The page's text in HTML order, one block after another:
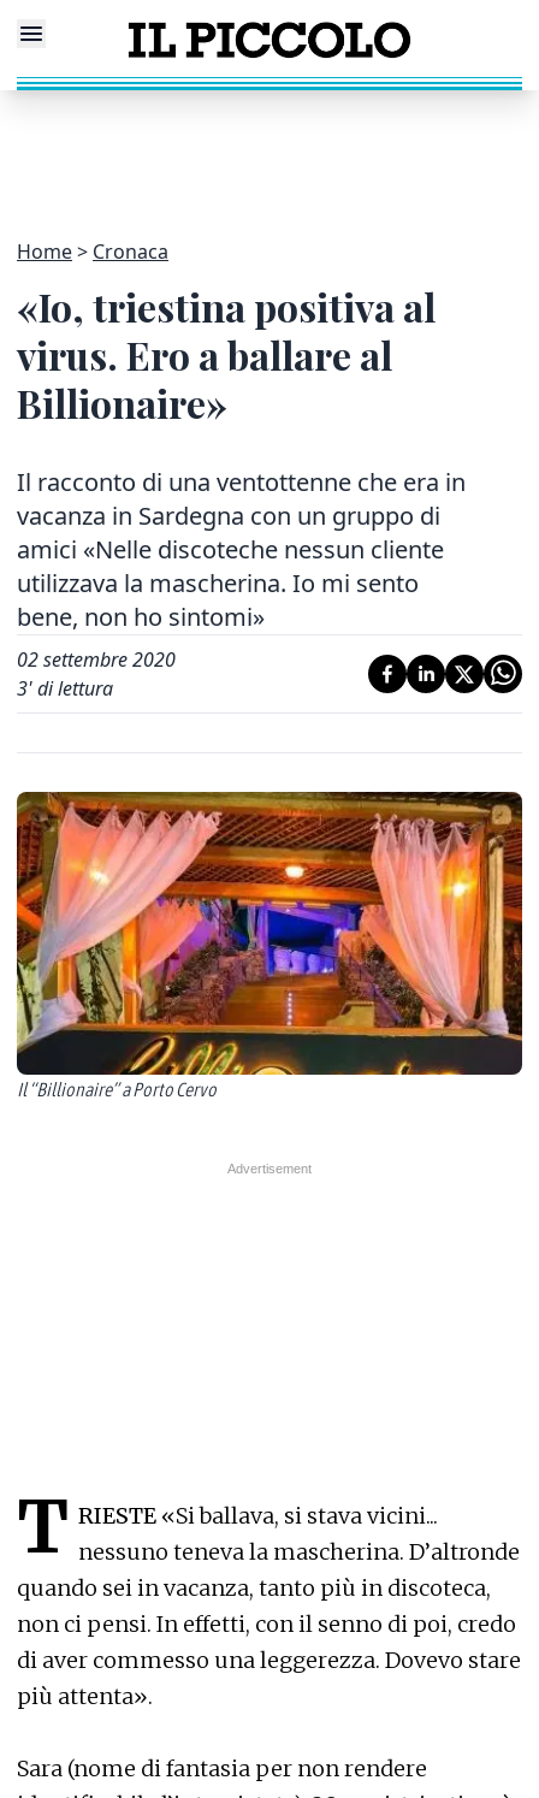
Home Cronaca
«Io, triestina positiva al
virus. Ero a ballare al
Billionaire»
Il racconto di una ventottenne che era in
vacanza in Sardegna con un gruppo di
amici «Nelle discoteche nessun cliente
utilizzava la mascherina. Io mi sento
bene, non ho sintomi»
02 settembre 2020
3' di lettura
Il “Billionaire” a Porto Cervo
T RIESTE «Si ballava, si stava vicini...
nessuno teneva la mascherina. D’altronde
quando sei in vacanza, tanto più in discoteca,
non ci pensi. In effetti, con il senno di poi, credo
di aver commesso una leggerezza. Dovevo stare
più attenta».
Sara (nome di fantasia per non rendere